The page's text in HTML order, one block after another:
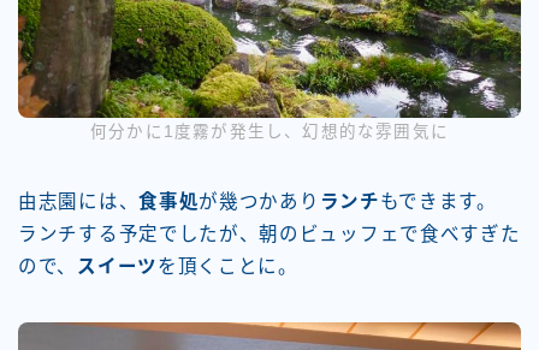
何分かに1度霧が発生し、幻想的な雰囲気に
由志園には、食事処が幾つかあり ランチもできます。
ランチする予定でしたが、朝のビュッフェで食べすぎた
ので、
スイーツを頂くことに。